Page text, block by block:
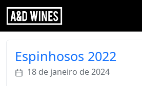
Espinhosos 2022
18 de janeiro de 2024